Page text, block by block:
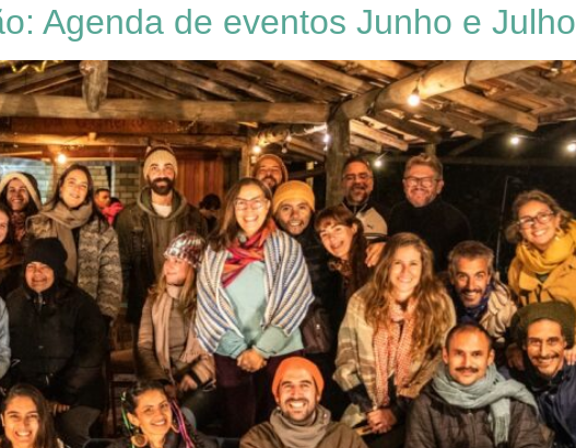
Agenda de eventos Junho e Julho